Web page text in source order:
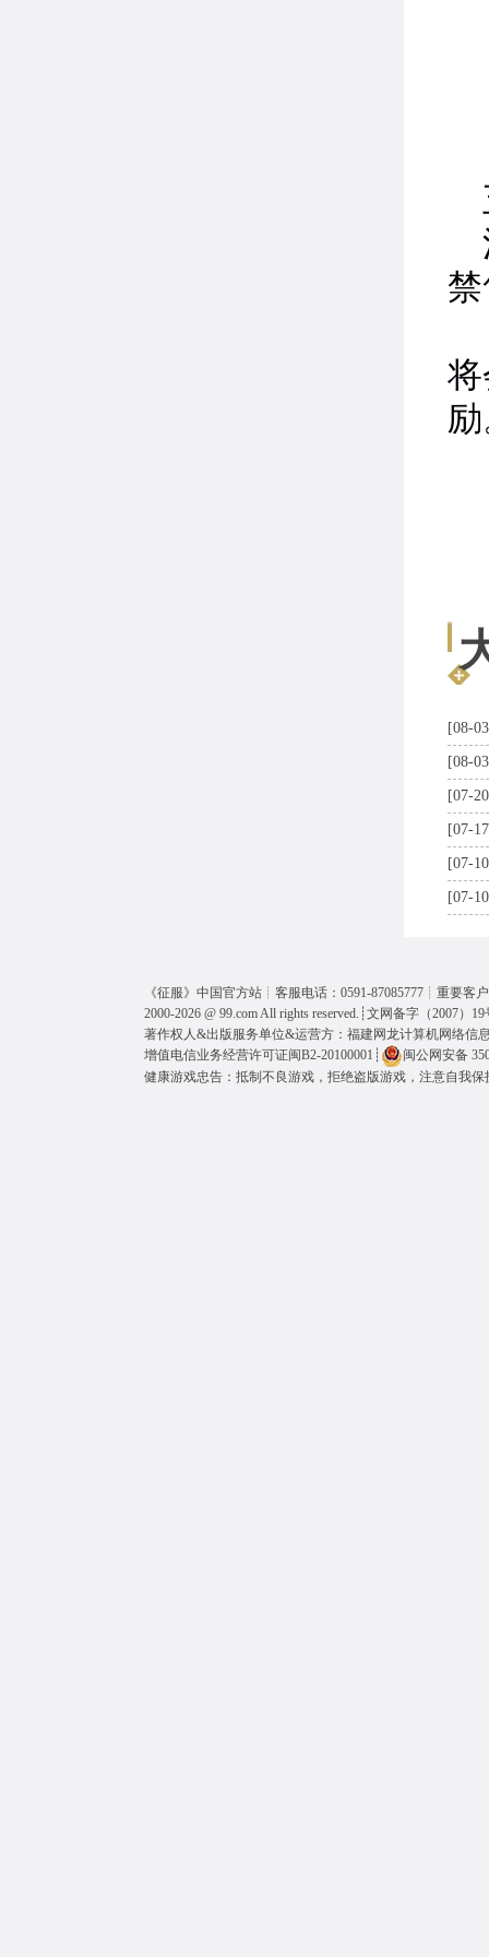
[08-
[08-
[07-
[07-
[07-
[07-
《征服》中国官方站┊客服电话：0591-87085777┊重要客
2000-2026 @ 99.comAll rights reserved.┊ 文网备字（2007）19
著作权人&出版服务单位&运营方：福建网龙计算机网络信
增值电信业务经营许可证闽B2-20100001 ┊
闽公网安备
健康游戏忠告：抵制不良游戏，拒绝盗版游戏，注意自我